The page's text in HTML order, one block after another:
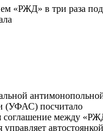
(УФАС) посчитало
соглашение между
управляет